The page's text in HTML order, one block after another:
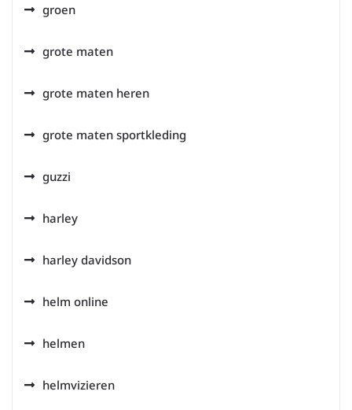
groen
grote maten
grote maten heren
grote maten sportkleding
guzzi
harley
harley davidson
helm online
helmen
helmvizieren